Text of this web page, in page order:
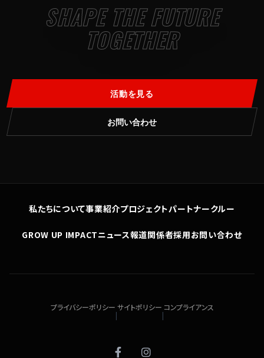
SHAPE THE FUTURE
TOGETHER
活動を見る
お問い合わせ
私たちについて事業紹介プロジェクトパートナークルー
GROW UP IMPACTニュース報道関係者採用お問い合わせ
プライバシーポリシー
|
サイトポリシー
|
コンプライアンス